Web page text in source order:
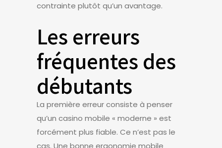
contrainte plutôt qu’un avantage.
Les erreurs
fréquentes des
débutants
La première erreur consiste à penser
qu’un casino mobile « moderne » est
forcément plus fiable. Ce n’est pas le
cas. Une bonne ergonomie mobile